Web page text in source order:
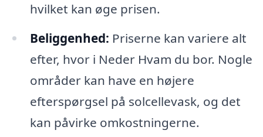
hvilket kan øge prisen.
Beliggenhed: Priserne kan variere alt
efter, hvor i Neder Hvam du bor. Nogle
områder kan have en højere
efterspørgsel på solcellevask, og det
kan påvirke omkostningerne.